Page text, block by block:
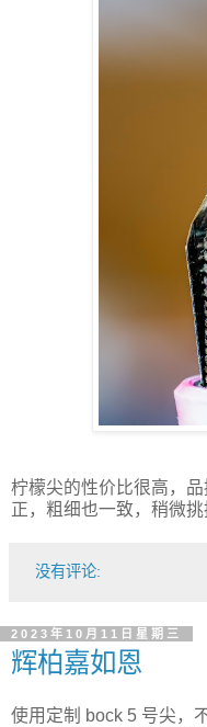
柠檬尖的性价比很高，
正，粗细也一致，稍微
没有评论:
2023年10月11日星期三
辉柏嘉如恩
使用定制 bock 5 号尖，